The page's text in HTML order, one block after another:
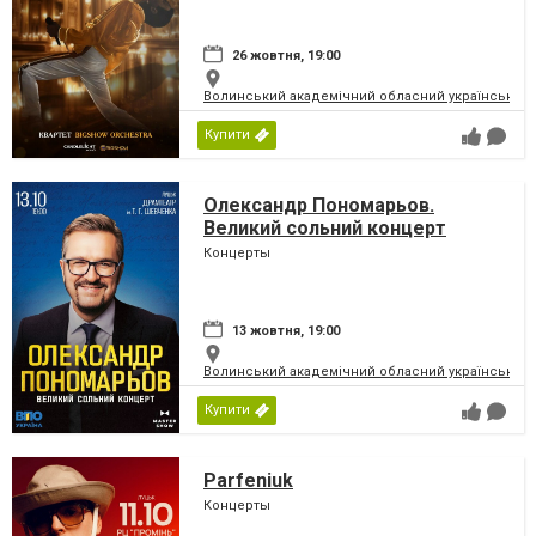
26 жовтня, 19:00
Волинський академічний обласний
Купити
Олександр Пономарьов.
Великий сольний концерт
Концерты
13 жовтня, 19:00
Волинський академічний обласний
Купити
Parfeniuk
Концерты